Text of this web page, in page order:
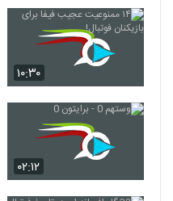
۱۰:۳۰
۰۲:۱۲